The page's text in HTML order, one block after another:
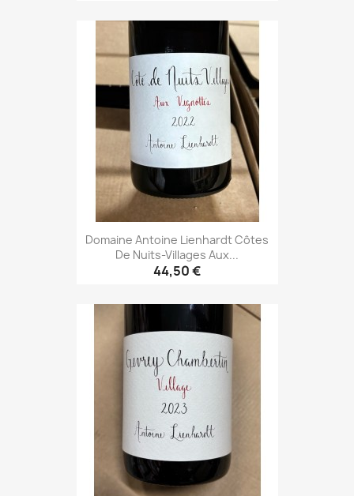
Domaine Antoine Lienhardt Côtes
De Nuits-Villages Aux...
44,50 €